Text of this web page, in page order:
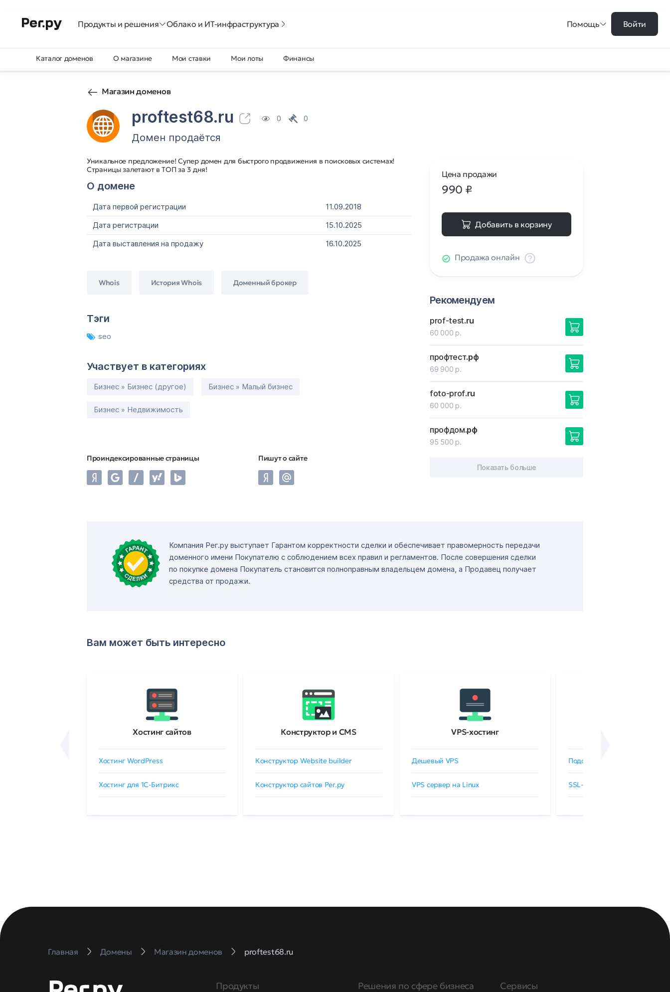
Продукты и решения Облако и ИТ-инфраструктура Помощь Войти
Каталог доменов О магазине Мои ставки Мои лоты Финансы
Магазин доменов
proftest68.ru 0 0
Домен продаётся
Уникальное предложение! Супер домен для быстрого продвижения в поисковых системах!
Страницы залетают в ТОП за 3 дня!
О домене
Дата первой регистрации
11.09.2018
Дата регистрации
15.10.2025
Дата выставления на продажу
16.10.2025
Whois История Whois Доменный брокер
Тэги
seo
Участвует в категориях
Бизнес » Бизнес (другое) Бизнес » Малый бизнес
Бизнес » Недвижимость
Проиндексированные страницы Пишут о сайте
Цена продажи
990 ₽
Добавить в корзину
Продажа онлайн
Рекомендуем
prof-test.ru
60 000 р.
профтест.рф
69 900 р.
foto-prof.ru
60 000 р.
профдом.рф
95 500 р.
Показать больше
Компания Рег.ру выступает Гарантом корректности сделки и обеспечивает правомерность передачи
доменного имени Покупателю с соблюдением всех правил и регламентов. После совершения сделки
по покупке домена Покупатель становится полноправным владельцем домена, а Продавец получает
средства от продажи.
Вам может быть интересно
Хостинг сайтов
Хостинг WordPress
Хостинг для 1C-Битрикс
Конструктор и CMS
Конструктор Website builder
Конструктор сайтов Рег.ру
VPS-хостинг
Дешевый VPS
VPS сервер на Linux
Подобрать SSL-сертификат
SSL-сертификаты GlobalSign
Главная Домены Магазин доменов proftest68.ru
Продукты Решения по сфере бизнеса Сервисы